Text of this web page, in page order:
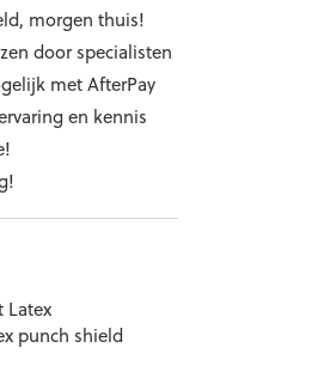
morgen thuis!
door specialisten
met AfterPay
en kennis
Latex
punch shield